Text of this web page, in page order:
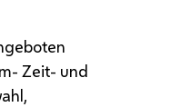
Zeit- und